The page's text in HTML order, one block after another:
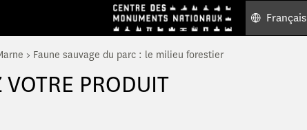
Français
> Faune sauvage du parc : le milieu forestier
VOTRE PRODUIT